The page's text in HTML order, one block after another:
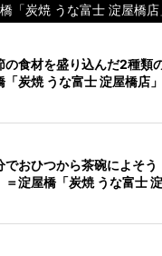
「炭焼 うな富士 淀屋橋店
の食材を盛り込んだ2種類
「炭焼 うな富士 淀屋橋店」
でおひつから茶碗によそ
＝淀屋橋「炭焼 うな富士